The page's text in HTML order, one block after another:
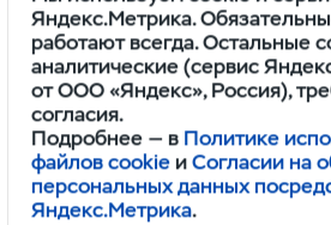
Список
в акции АЗС
посмотреть в
кабинете или
у менеджера
Яндекс.Метрика.
работают всегда. Остальные
аналитические (сервис
от ООО «Яндекс», Россия),
согласия.
Подробнее — в Политике
файлов cookie иСогласии на
персональных данных
Яндекс.Метрика.